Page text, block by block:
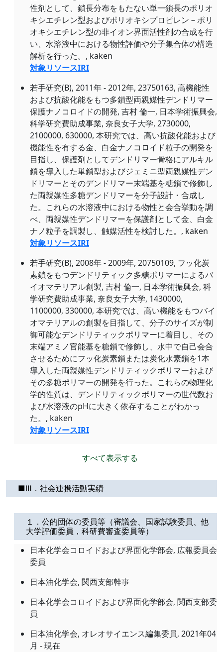
性剤として、鎖長分布をもたない単一鎖長のポリオ
キシエチレン型およびポリオキシプロピレン－ポリ
オキシエチレン型の非イオン界面活性剤の合成を行
い、水溶液中における物性評価や分子集合体の構造
解析を行った。, kaken
対象リソースIRI
若手研究(B), 2011年 - 2012年, 23750163, 高機能性
および抗酸化能をもつ多鎖型両親媒性デンドリマー
保護ナノコロイドの開発, 吉村 倫一, 日本学術振興会,
科学研究費助成事業, 奈良女子大学, 2730000,
2100000, 630000, 本研究では、高い抗酸化能および
機能性を有する金、白金ナノコロイド粒子の開発を
目指し、保護剤としてデンドリマー骨格にアルキル
鎖を導入した単鎖型およびジェミニ型両親媒性デン
ドリマーとそのデンドリマー末端基を糖鎖で修飾し
た両親媒性多糖デンドリマーを分子設計・合成し
た。これらの水溶液中における物性と会合挙動を調
べ、両親媒性デンドリマーを保護剤として金、白金
ナノ粒子を調製し、触媒活性を検討した。, kaken
対象リソースIRI
若手研究(B), 2008年 - 2009年, 20750109, フッ化炭
素鎖をもつデンドリティック多糖ポリマーによるバ
イオマテリアル創製, 吉村 倫一, 日本学術振興会, 科
学研究費助成事業, 奈良女子大学, 1430000,
1100000, 330000, 本研究では、高い機能をもつバイ
オマテリアルの創製を目指して、分子のサイズが制
御可能なデンドリティックポリマーに着目し、その
末端アミノ官能基を糖鎖で修飾し、水中で自己会合
させるためにフッ化炭素鎖または炭化水素鎖を1本
導入した両親媒性デンドリティックポリマーおよび
その多糖ポリマーの開発を行った。これらの物理化
学的性質は、デンドリティックポリマーの世代数お
よび水溶液のpHに大きく依存することがわかっ
た。, kaken
対象リソースIRI
すべて表示する
■Ⅲ．社会連携活動実績
１．公的団体の委員等（審議会、国家試験委員、他
大学評価委員，科研費審査委員等）
日本化学会コロイドおよび界面化学部会, 広報委員会
委員
日本油化学会, 関西支部幹事
日本化学会コロイドおよび界面化学部会, 関西支部委
員
日本油化学会, オレオサイエンス編集委員, 2021年04
月 - 現在